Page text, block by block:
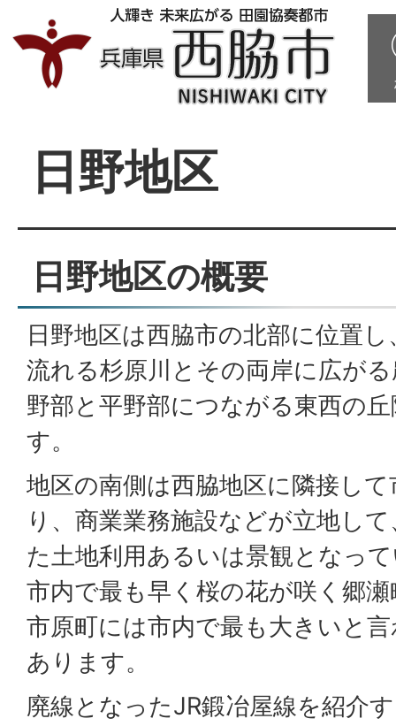
日野地区
日野地区の概要
日野地区は西脇市の北部に位置
流れる杉原川とその両岸に広が
野部と平野部につながる東西の
す。
地区の南側は西脇地区に隣接し
り、商業業務施設などが立地し
た土地利用あるいは景観となっ
市内で最も早く桜の花が咲く郷
市原町には市内で最も大きいと
あります。
廃線となったJR鍛冶屋線を紹介